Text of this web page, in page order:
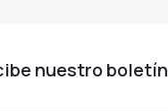
nuestro boletín